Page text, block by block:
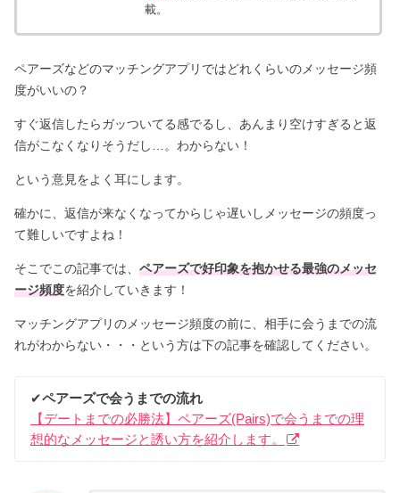
載。
ペアーズなどのマッチングアプリではどれくらいのメッセージ頻
度がいいの？
すぐ返信したらガッついてる感でるし、あんまり空けすぎると返
信がこなくなりそうだし…。わからない！
という意見をよく耳にします。
確かに、返信が来なくなってからじゃ遅いしメッセージの頻度っ
て難しいですよね！
そこでこの記事では、ペアーズで好印象を抱かせる最強のメッセ
ージ頻度を紹介していきます！
マッチングアプリのメッセージ頻度の前に、相手に会うまでの流
れがわからない・・・という方は下の記事を確認してください。
✔︎ペアーズで会うまでの流れ
【デートまでの必勝法】ペアーズ(Pairs)で会うまでの理
想的なメッセージと誘い方を紹介します。